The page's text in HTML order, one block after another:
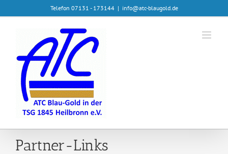
Inhalt
Telefon 07131 - 173144 | info@atc-blaugold.de
Partner-Links